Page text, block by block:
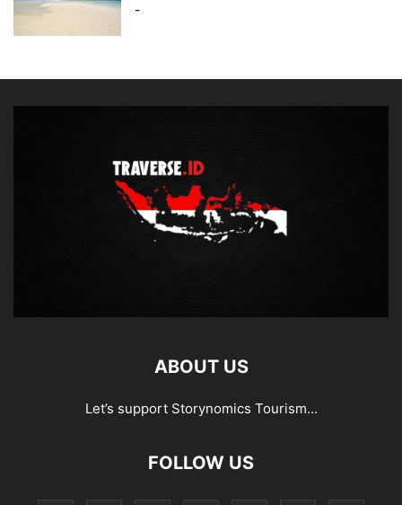
-
ABOUT US
Let’s support Storynomics Tourism...
FOLLOW US